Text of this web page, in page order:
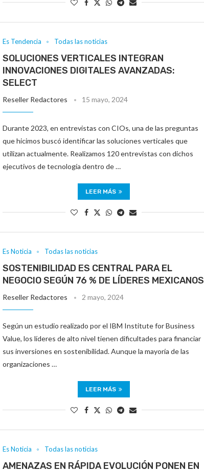
Es Tendencia Todas las noticias
SOLUCIONES VERTICALES INTEGRAN
INNOVACIONES DIGITALES AVANZADAS:
SELECT
Reseller Redactores 15 mayo, 2024
Durante 2023, en entrevistas con CIOs, una de las preguntas
que hicimos buscó identificar las soluciones verticales que
utilizan actualmente. Realizamos 120 entrevistas con dichos
ejecutivos de tecnología dentro de …
LEER MÁS
Es Noticia Todas las noticias
SOSTENIBILIDAD ES CENTRAL PARA EL
NEGOCIO SEGÚN 76 % DE LÍDERES MEXICANOS
Reseller Redactores 2 mayo, 2024
Según un estudio realizado por el IBM Institute for Business
Value, los líderes de alto nivel tienen dificultades para financiar
sus inversiones en sostenibilidad. Aunque la mayoría de las
organizaciones …
LEER MÁS
Es Noticia Todas las noticias
AMENAZAS EN RÁPIDA EVOLUCIÓN PONEN EN